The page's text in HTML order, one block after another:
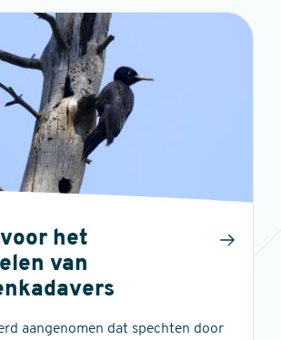
het
van
aangenomen dat spechten door